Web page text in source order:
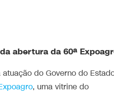
abertura da 60ª
do Governo do
, uma vitrine do